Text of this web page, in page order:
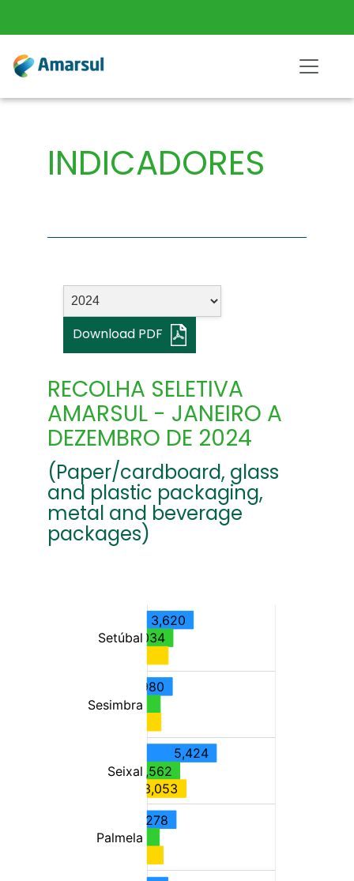
INDICADORES
Download PDF
RECOLHA SELETIVA
AMARSUL - JANEIRO A
DEZEMBRO DE 2024
(Paper/cardboard, glass
and plastic packaging,
metal and beverage
packages)